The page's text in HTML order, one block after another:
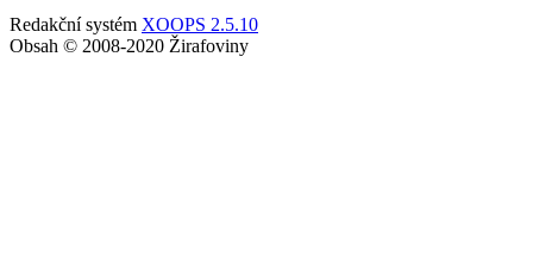
Redakční systém XOOPS 2.5.10
Obsah © 2008-2020 Žirafoviny